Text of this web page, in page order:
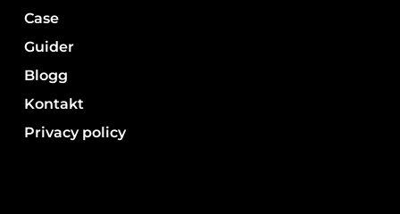
Case
Guider
Blogg
Kontakt
Privacy policy